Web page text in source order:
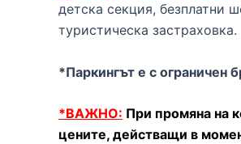
детска секция, безплатни
туристическа застраховка.
*Паркингът е с ограничен
*ВАЖНО: При промяна на
цените, действащи в